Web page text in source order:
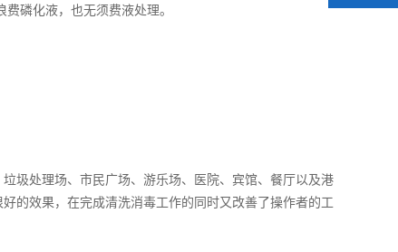
磷化液，也无须费液处理。
圾处理场、市民广场、游乐场、医院、宾馆、餐厅以及港
的效果，在完成清洗消毒工作的同时又改善了操作者的工